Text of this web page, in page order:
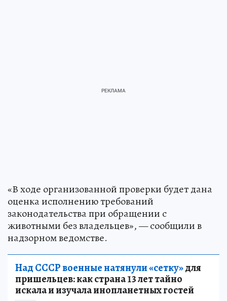
«В ходе организованной проверки будет дана
оценка исполнению требований
законодательства при обращении с
животными без владельцев», — сообщили в
надзорном ведомстве.
Над СССР военные натянули «сетку»для
пришельцев: как страна 13 лет тайно
искала и изучала инопланетных гостей